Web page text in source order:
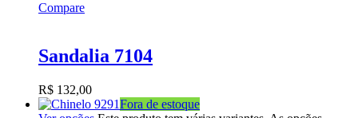
Compare
Sandalia 7104
R$ 132,00
Fora de estoque